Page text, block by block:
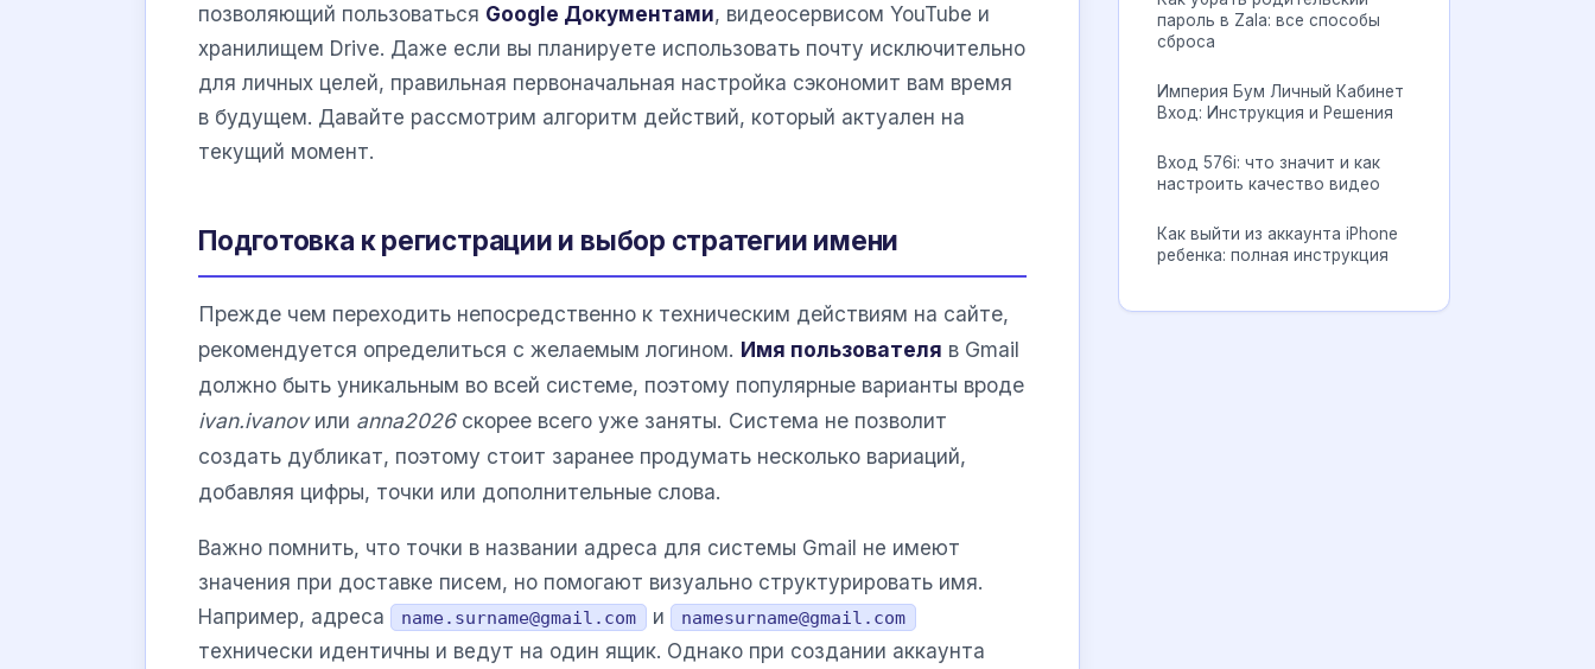
позволяющий пользоваться Google Документами, видеосервисом YouTube и
хранилищем Drive. Даже если вы планируете использовать почту исключительно
для личных целей, правильная первоначальная настройка сэкономит вам время
в будущем. Давайте рассмотрим алгоритм действий, который актуален на
текущий момент.
Подготовка к регистрации и выбор стратегии имени
Прежде чем переходить непосредственно к техническим действиям на сайте,
рекомендуется определиться с желаемым логином. Имя пользователя в Gmail
должно быть уникальным во всей системе, поэтому популярные варианты вроде
ivan.ivanovили anna2026скорее всего уже заняты. Система не позволит
создать дубликат, поэтому стоит заранее продумать несколько вариаций,
добавляя цифры, точки или дополнительные слова.
Важно помнить, что точки в названии адреса для системы Gmail не имеют
значения при доставке писем, но помогают визуально структурировать имя.
Например, адреса
name.surname@gmail.com и namesurname@gmail.com
технически идентичны и ведут на один ящик. Однако при создании аккаунта
пароль в Zala: все способы
сброса
Империя Бум Личный Кабинет
Вход: Инструкция и Решения
Вход 576i: что значит и как
настроить качество видео
Как выйти из аккаунта iPhone
ребенка: полная инструкция